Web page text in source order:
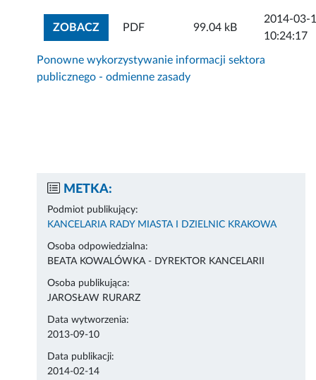
ZOBACZZOBACZ ZAŁĄCZNIK
PDF 99.04 kB
2014-03-
10:24:17
Ponowne wykorzystywanie informacji sektora
publicznego - odmienne zasady
METKA:
Podmiot publikujący:
KANCELARIA RADY MIASTA I DZIELNIC KRAKOWA
Osoba odpowiedzialna:
BEATA KOWALÓWKA - DYREKTOR KANCELARII
Osoba publikująca:
JAROSŁAW RURARZ
Data wytworzenia:
2013-09-10
Data publikacji:
2014-02-14